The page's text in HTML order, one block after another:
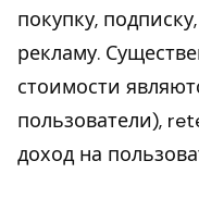
покупку,
рекламу.
стоимости
пользователи),
доход на